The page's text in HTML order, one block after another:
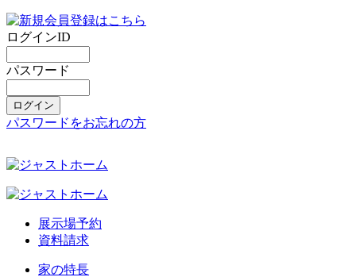
ログインID
パスワード
パスワードをお忘れの方
展示場予約
資料請求
家の特長